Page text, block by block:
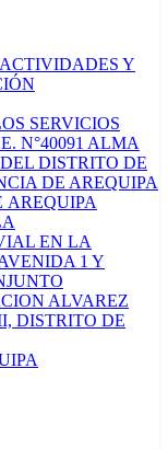
Y
SERVICIOS
N°40091 ALMA
DISTRITO DE
DE AREQUIPA
AREQUIPA
EN LA
1 Y
ALVAREZ
DISTRITO DE